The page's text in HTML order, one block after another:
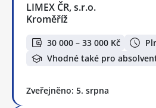
LIMEX ČR, s.r.o.
Kroměříž
30 000 – 33 000 Kč
Vhodné také pro
Zveřejněno: 5. srpna